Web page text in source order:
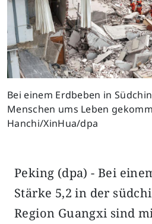
Bei einem Erdbeben in
Menschen ums Leben
Hanchi/XinHua/dpa
Peking (dpa) - Bei
Stärke 5,2 in der
Region Guangxi sind